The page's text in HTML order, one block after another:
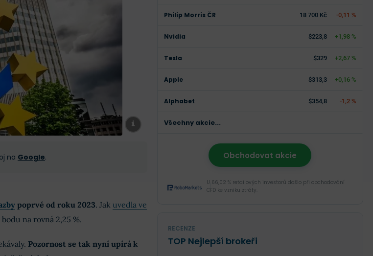
na Google.
poprvé od roku 2023. Jak uvedla ve
na rovná 2,25 %.
Pozornost se tak nyní upírá k
Philip Morris ČR 18 700 Kč -0,11 %
Nvidia $223,8 +1,98 %
Tesla $329 +2,67 %
Apple $313,3 +0,16 %
Alphabet $354,8 -1,2 %
Všechny akcie...
Obchodovat akcie
U 66,02 % retailových investorů došlo při obchodování
CFD ke vzniku ztráty.
RECENZE
TOP Nejlepší brokeři